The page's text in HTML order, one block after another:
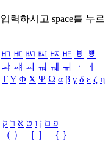
력하시고 space를 누르
ㅲ ㅳ ㅴ ㅵ ㅶ ㅷ ㅸ
ㅹ
ㆇ ㆈ ㆉ ㆊ ㆋ ㆌ ㆍ
ㆎ
ΤΥ Φ Χ Ψ Ω α β γ δ ε ζ η
פ ם ן ו ט א ר ק
（ ） ［ ］ ｛ ｝